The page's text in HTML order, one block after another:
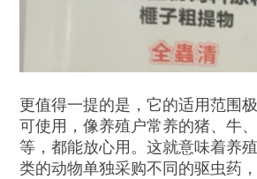
更值得一提的是，它的适用范围
可使用，像养殖户常养的猪、牛
等，都能放心用。这就意味着养
类的动物单独采购不同的驱虫药